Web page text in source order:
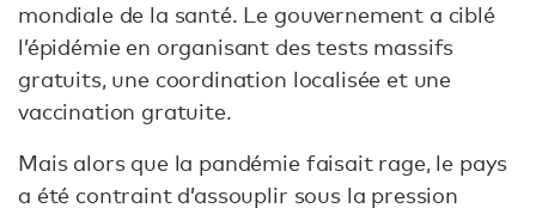
mondiale de la santé. Le gouvernement a ciblé
l’épidémie en organisant des tests massifs
gratuits, une coordination localisée et une
vaccination gratuite.
Mais alors que la pandémie faisait rage, le pays
a été contraint d’assouplir sous la pression